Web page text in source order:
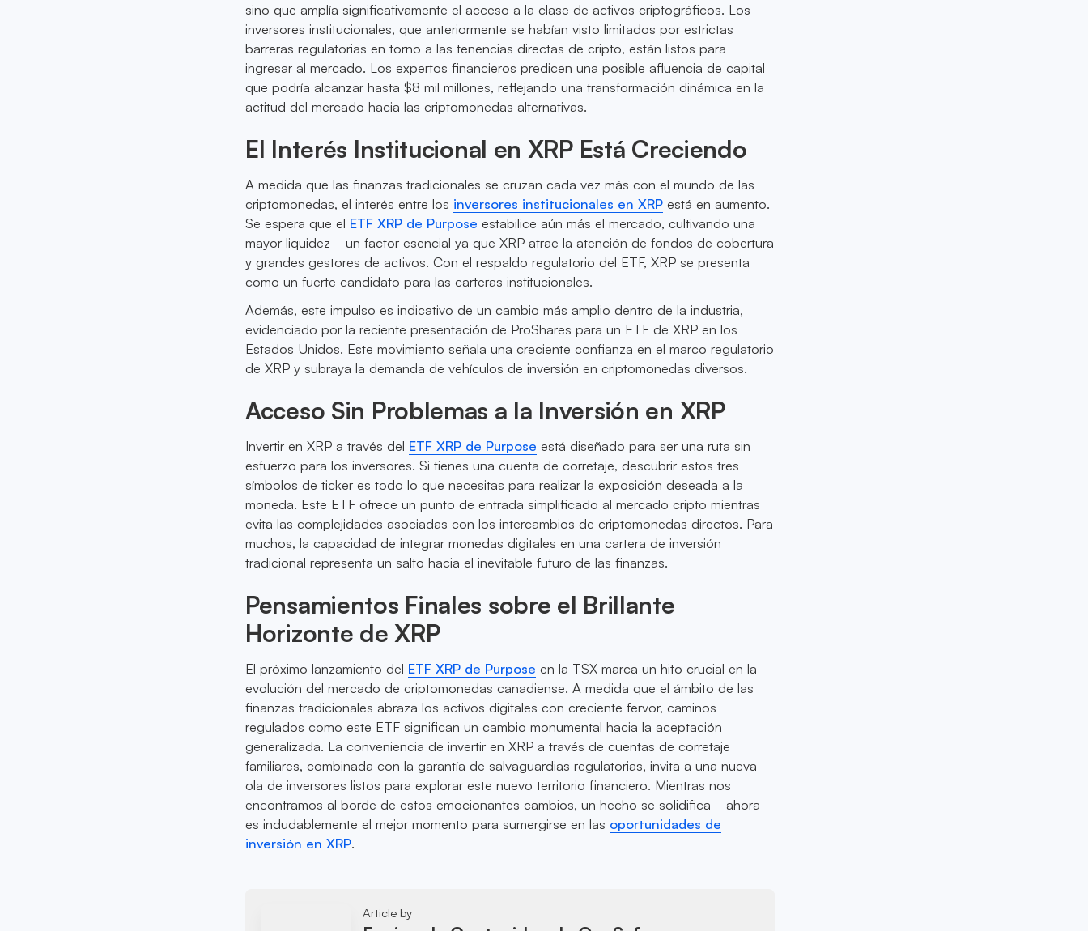
sino que amplía significativamente el acceso a la clase de activos criptográficos. Los
inversores institucionales, que anteriormente se habían visto limitados por estrictas
barreras regulatorias en torno a las tenencias directas de cripto, están listos para
ingresar al mercado. Los expertos financieros predicen una posible afluencia de capital
que podría alcanzar hasta $8 mil millones, reflejando una transformación dinámica en la
actitud del mercado hacia las criptomonedas alternativas.
El Interés Institucional en XRP Está Creciendo
A medida que las finanzas tradicionales se cruzan cada vez más con el mundo de las
criptomonedas, el interés entre los inversores institucionales en XRP está en aumento.
Se espera que el ETF XRP de Purpose estabilice aún más el mercado, cultivando una
mayor liquidez—un factor esencial ya que XRP atrae la atención de fondos de cobertura
y grandes gestores de activos. Con el respaldo regulatorio del ETF, XRP se presenta
como un fuerte candidato para las carteras institucionales.
Además, este impulso es indicativo de un cambio más amplio dentro de la industria,
evidenciado por la reciente presentación de ProShares para un ETF de XRP en los
Estados Unidos. Este movimiento señala una creciente confianza en el marco regulatorio
de XRP y subraya la demanda de vehículos de inversión en criptomonedas diversos.
Acceso Sin Problemas a la Inversión en XRP
Invertir en XRP a través del ETF XRP de Purpose está diseñado para ser una ruta sin
esfuerzo para los inversores. Si tienes una cuenta de corretaje, descubrir estos tres
símbolos de ticker es todo lo que necesitas para realizar la exposición deseada a la
moneda. Este ETF ofrece un punto de entrada simplificado al mercado cripto mientras
evita las complejidades asociadas con los intercambios de criptomonedas directos. Para
muchos, la capacidad de integrar monedas digitales en una cartera de inversión
tradicional representa un salto hacia el inevitable futuro de las finanzas.
Pensamientos Finales sobre el Brillante
Horizonte de XRP
El próximo lanzamiento del ETF XRP de Purpose en la TSX marca un hito crucial en la
evolución del mercado de criptomonedas canadiense. A medida que el ámbito de las
finanzas tradicionales abraza los activos digitales con creciente fervor, caminos
regulados como este ETF significan un cambio monumental hacia la aceptación
generalizada. La conveniencia de invertir en XRP a través de cuentas de corretaje
familiares, combinada con la garantía de salvaguardias regulatorias, invita a una nueva
ola de inversores listos para explorar este nuevo territorio financiero. Mientras nos
encontramos al borde de estos emocionantes cambios, un hecho se solidifica—ahora
es indudablemente el mejor momento para sumergirse en las oportunidades de
inversión en XRP.
Article by